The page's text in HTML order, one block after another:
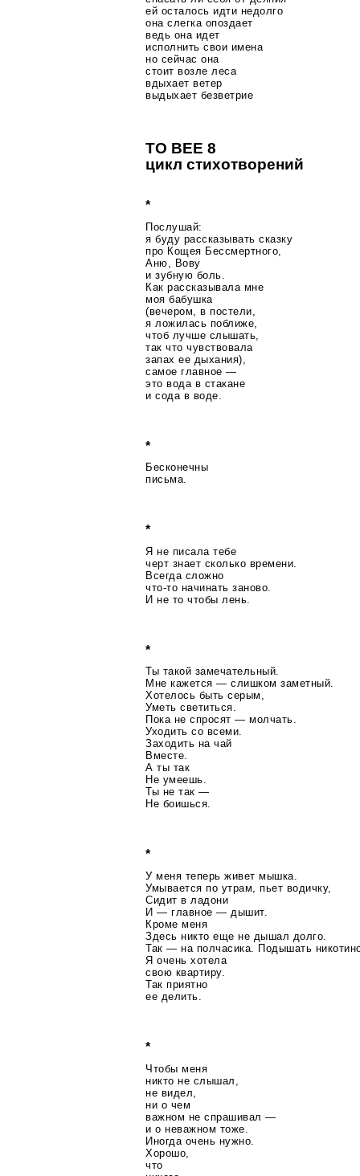
ей осталось идти недолго
она слегка опоздает
ведь она идет
исполнить свои имена
но сейчас она
стоит возле леса
вдыхает ветер
выдыхает безветрие
TO BEE 8
цикл стихотворений
*
Послушай:
я буду рассказывать сказку
про Кощея Бессмертного,
Аню, Вову
и зубную боль.
Как рассказывала мне
моя бабушка
(вечером, в постели,
я ложилась поближе,
чтоб лучше слышать,
так что чувствовала
запах ее дыхания),
самое главное —
это вода в стакане
и сода в воде.
*
Бесконечны
письма.
*
Я не писала тебе
черт знает сколько времени.
Всегда сложно
что-то начинать заново.
И не то чтобы лень.
*
Ты такой замечательный.
Мне кажется — слишком заметный.
Хотелось быть серым,
Уметь светиться.
Пока не спросят — молчать.
Уходить со всеми.
Заходить на чай
Вместе.
А ты так
Не умеешь.
Ты не так —
Не боишься.
*
У меня теперь живет мышка.
Умывается по утрам, пьет водичку,
Сидит в ладони
И — главное — дышит.
Кроме меня
Здесь никто еще не дышал долго.
Так — на полчасика. Подышать
Я очень хотела
свою квартиру.
Так приятно
ее делить.
*
Чтобы меня
никто не слышал,
не видел,
ни о чем
важном не спрашивал —
и о неважном тоже.
Иногда очень нужно.
Хорошо,
что